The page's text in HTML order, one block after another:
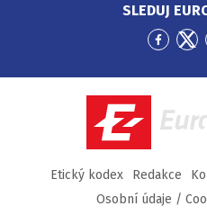
SLEDUJ
Přejít
Etický kodex Redakce
Osobní údaje /